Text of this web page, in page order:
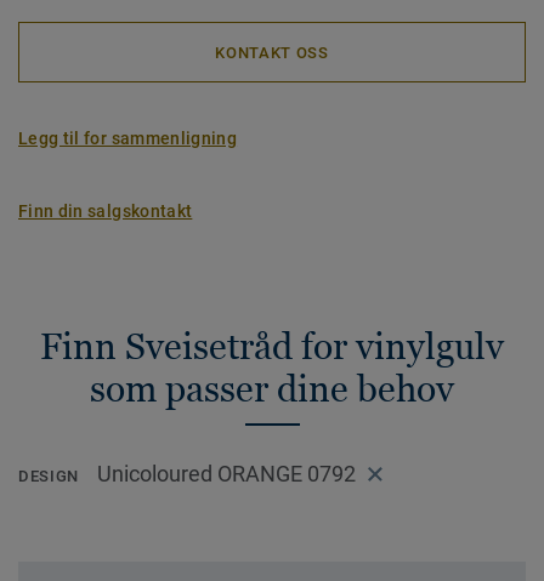
KONTAKT OSS
Legg til for sammenligning
Finn din salgskontakt
Finn Sveisetråd for vinylgulv
som passer dine behov
DESIGN Unicoloured ORANGE 0792